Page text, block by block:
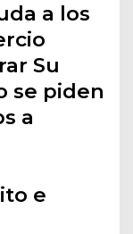
a los
Su
se piden
a
e